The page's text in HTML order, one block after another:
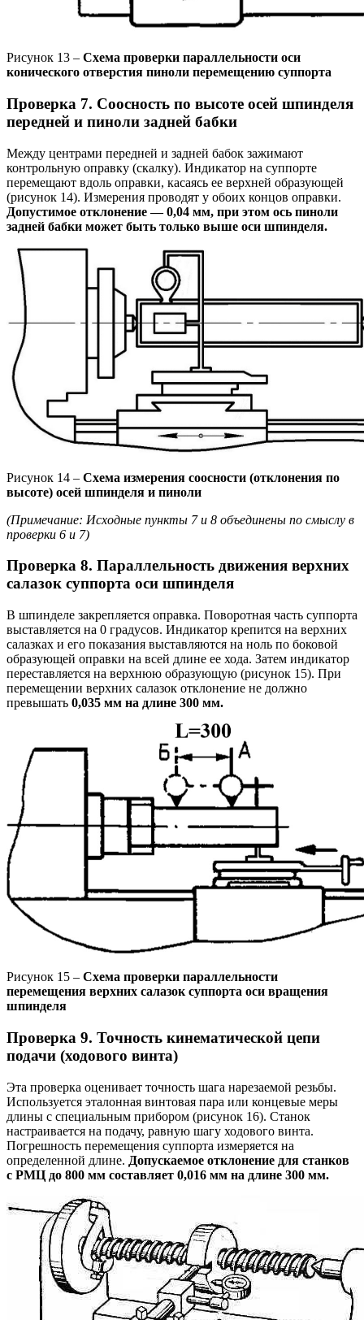
Рисунок 13 – Схема проверки параллельности оси
конического отверстия пиноли перемещению суппорта
Проверка 7. Соосность по высоте осей шпинделя
передней и пиноли задней бабки
Между центрами передней и задней бабок зажимают
контрольную оправку (скалку). Индикатор на суппорте
перемещают вдоль оправки, касаясь ее верхней образующей
(рисунок 14). Измерения проводят у обоих концов оправки.
Допустимое отклонение — 0,04 мм, при этом ось пиноли
задней бабки может быть только выше оси шпинделя.
Рисунок 14 – Схема измерения соосности (отклонения по
высоте) осей шпинделя и пиноли
(Примечание: Исходные пункты 7 и 8 объединены по смыслу в
проверки 6 и 7)
Проверка 8. Параллельность движения верхних
салазок суппорта оси шпинделя
В шпинделе закрепляется оправка. Поворотная часть суппорта
выставляется на 0 градусов. Индикатор крепится на верхних
салазках и его показания выставляются на ноль по боковой
образующей оправки на всей длине ее хода. Затем индикатор
переставляется на верхнюю образующую (рисунок 15). При
перемещении верхних салазок отклонение не должно
превышать 0,035 мм на длине 300 мм.
Рисунок 15 – Схема проверки параллельности
перемещения верхних салазок суппорта оси вращения
шпинделя
Проверка 9. Точность кинематической цепи
подачи (ходового винта)
Эта проверка оценивает точность шага нарезаемой резьбы.
Используется эталонная винтовая пара или концевые меры
длины с специальным прибором (рисунок 16). Станок
настраивается на подачу, равную шагу ходового винта.
Погрешность перемещения суппорта измеряется на
определенной длине. Допускаемое отклонение для станков
с РМЦ до 800 мм составляет 0,016 мм на длине 300 мм.